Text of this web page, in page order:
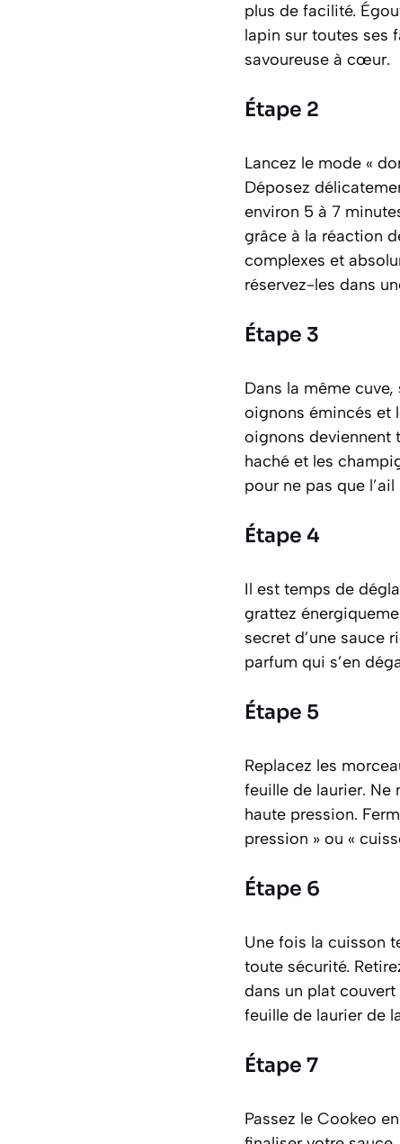
plus de facilité.
lapin sur toutes ses
savoureuse à cœur.
Étape 2
Lancez le mode «
Déposez
environ 5 à 7
grâce à la réaction
complexes et
réservez-les dans
Étape 3
Dans la même
oignons émincés et
oignons deviennent
haché et les
pour ne pas que
Étape 4
Il est temps de
grattez
secret d’une sauce
parfum qui s’en
Étape 5
Replacez les
feuille de laurier. Ne
haute pression.
pression » ou «
Étape 6
Une fois la cuisson
toute sécurité.
dans un plat
feuille de laurier de
Étape 7
Passez le Cookeo